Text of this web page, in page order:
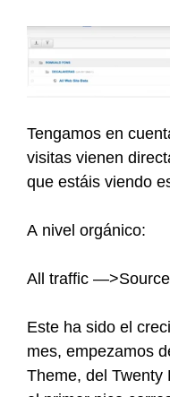
Tengamos en
visitas vienen
que estáis viendo
A nivel orgánico:
All traffic
Este ha sido el
mes, empezamos
Theme, del Twenty